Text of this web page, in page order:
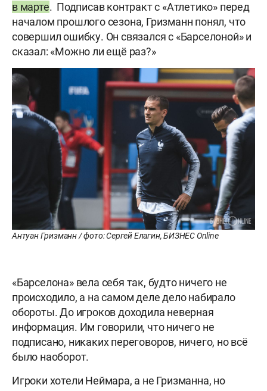
в марте. Подписав контракт с «Атлетико» перед
началом прошлого сезона, Гризманн понял, что
совершил ошибку. Он связался с «Барселоной» и
сказал: «Можно ли ещё раз?»
Антуан Гризманн / фото: Сергей Елагин, БИЗНЕС Online
«Барселона» вела себя так, будто ничего не
происходило, а на самом деле дело набирало
обороты. До игроков доходила неверная
информация. Им говорили, что ничего не
подписано, никаких переговоров, ничего, но всё
было наоборот.
Игроки хотели Неймара, а не Гризманна, но